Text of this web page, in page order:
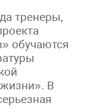
тренеры,
обучаются
В